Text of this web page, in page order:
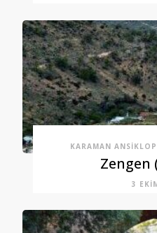
KARAMAN
Zengen
3